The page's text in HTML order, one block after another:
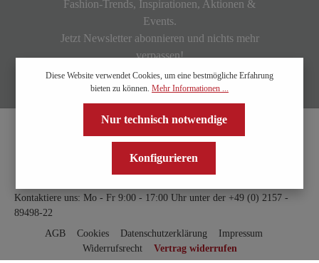
Fashion-Trends, Inspirationen, Aktionen &
Events.
Jetzt Newsletter abonnieren und nichts mehr
verpassen!
Kontaktiere uns: Mo - Fr 9:00 - 17:00 Uhr unter der +49 (0) 2157 -
89498-22
AGB
Cookies Datenschutzerklärung
Impressum
Widerrufsrecht
Vertrag widerrufen
Diese Website verwendet Cookies, um eine bestmögliche Erfahrung
bieten zu können. Mehr Informationen ...
Nur technisch notwendige
Konfigurieren